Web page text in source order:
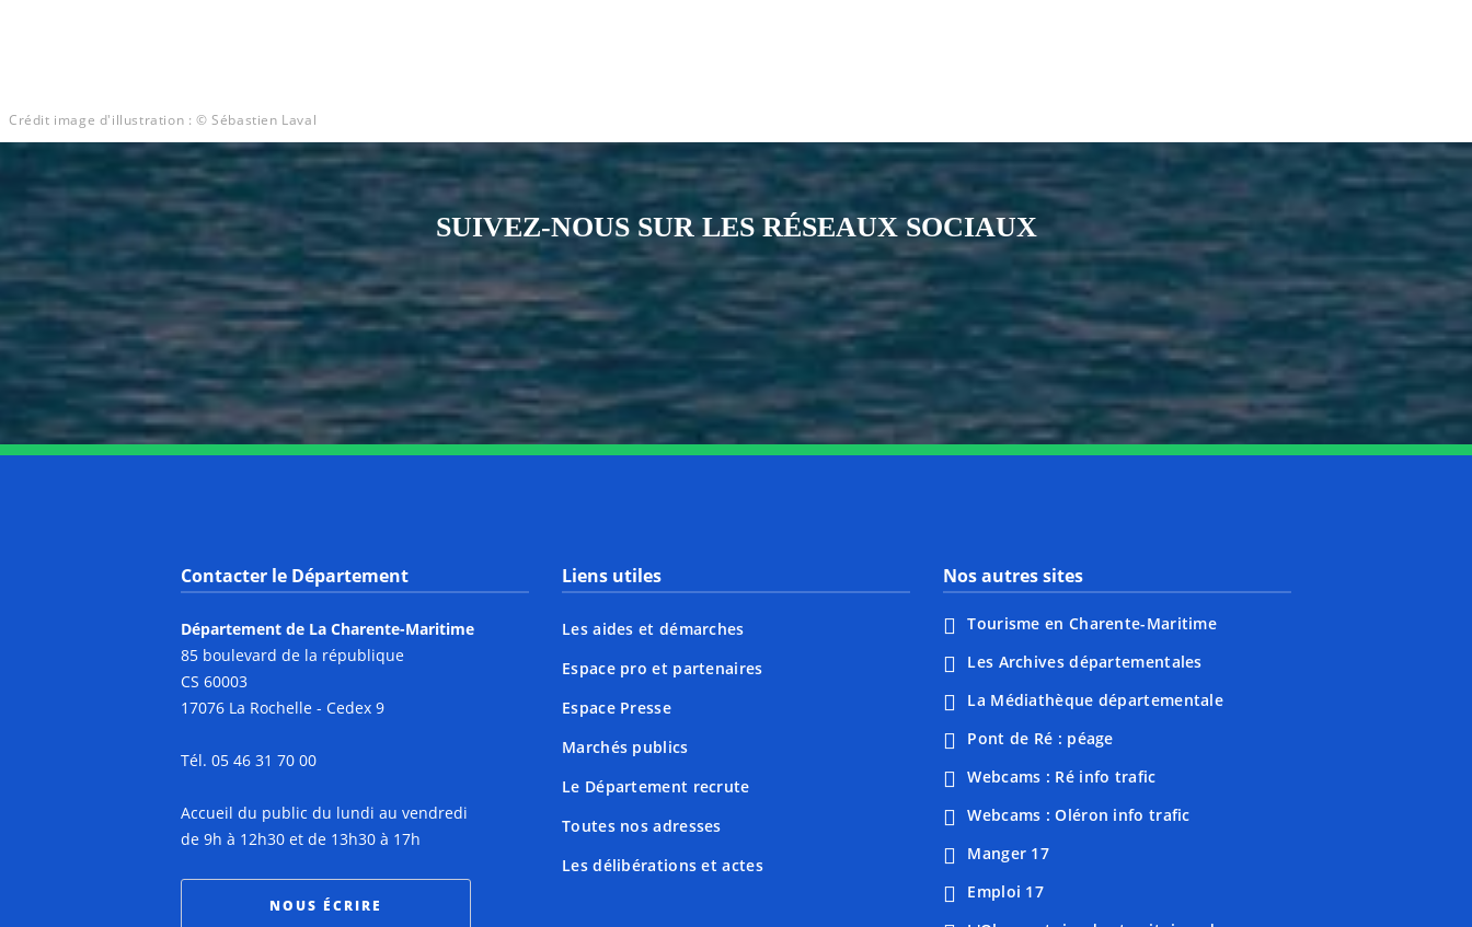
Crédit image d'illustration : © Sébastien Laval
SUIVEZ-NOUS SUR LES RÉSEAUX SOCIAUX
Notre page Instagram
Notre page Facebook
Notre page XNotre page Tiktok
Notre page Linkedin
Notre page Youtube
Contacter le Département
Département de La Charente-Maritime
85 boulevard de la république
CS 60003
17076 La Rochelle - Cedex 9
Tél. 05 46 31 70 00
Accueil du public du lundi au vendredi
de 9h à 12h30 et de 13h30 à 17h
NOUS ÉCRIRE
Liens utiles
Les aides et démarches
Espace pro et partenaires
Espace Presse
Marchés publics
Le Département recrute
Toutes nos adresses
Les délibérations et actes
Nos autres sites
Tourisme en Charente-Maritime
Les Archives départementales
La Médiathèque départementale
Pont de Ré : péage
Webcams : Ré info trafic
Webcams : Oléron info trafic
Manger 17
Emploi 17